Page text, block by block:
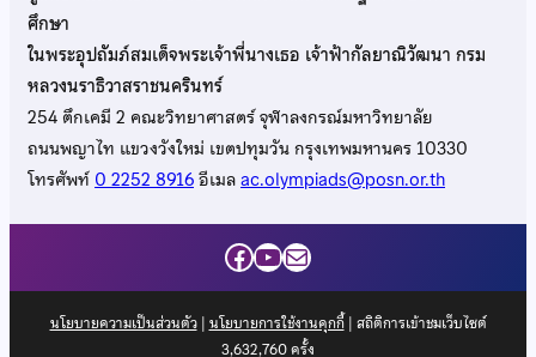
ศึกษา
ในพระอุปถัมภ์สมเด็จพระเจ้าพี่นางเธอ เจ้าฟ้ากัลยาณิวัฒนา กรม
หลวงนราธิวาสราชนครินทร์
254 ตึกเคมี 2 คณะวิทยาศาสตร์ จุฬาลงกรณ์มหาวิทยาลัย
ถนนพญาไท แขวงวังใหม่ เขตปทุมวัน กรุงเทพมหานคร 10330
โทรศัพท์0 2252 8916อีเมลac.olympiads@posn.or.th
Facebook
YouTube
Mail
นโยบายความเป็นส่วนตัว| นโยบายการใช้งานคุกกี้| สถิติการเข้าชมเว็บไซต์
3,632,760ครั้ง